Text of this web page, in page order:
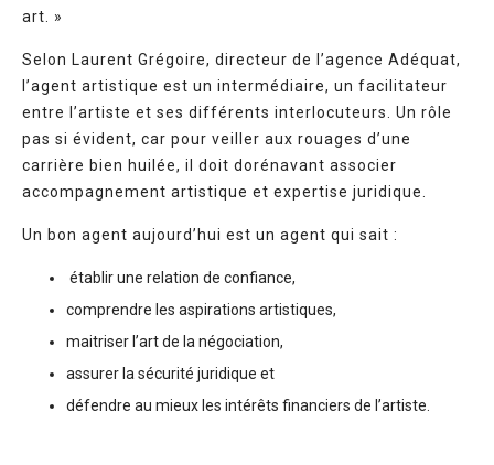
art. »
Selon Laurent Grégoire, directeur de l’agence Adéquat,
l’agent artistique est un intermédiaire, un facilitateur
entre l’artiste et ses différents interlocuteurs. Un rôle
pas si évident, car pour veiller aux rouages d’une
carrière bien huilée, il doit dorénavant associer
accompagnement artistique et expertise juridique.
Un bon agent aujourd’hui est un agent qui sait :
établir une relation de confiance,
comprendre les aspirations artistiques,
maitriser l’art de la négociation,
assurer la sécurité juridique et
défendre au mieux les intérêts financiers de l’artiste.